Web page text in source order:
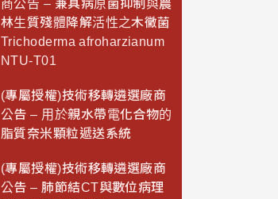
商公告 – 兼具病原菌抑制與農
林生質殘體降解活性之木黴菌
Trichoderma afroharzianum
NTU-T01
(專屬授權)技術移轉遴選廠商
公告 – 用於親水帶電化合物的
脂質奈米顆粒遞送系統
(專屬授權)技術移轉遴選廠商
公告 – 肺節結CT與數位病理